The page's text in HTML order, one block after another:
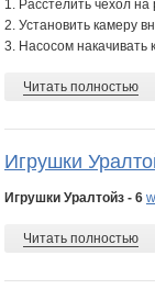
1. Расстелить чехол
2. Установить камеру
3. Насосом накачивать
Читать полностью
Игрушки
Игрушки Уралтойз - 6
Читать полностью